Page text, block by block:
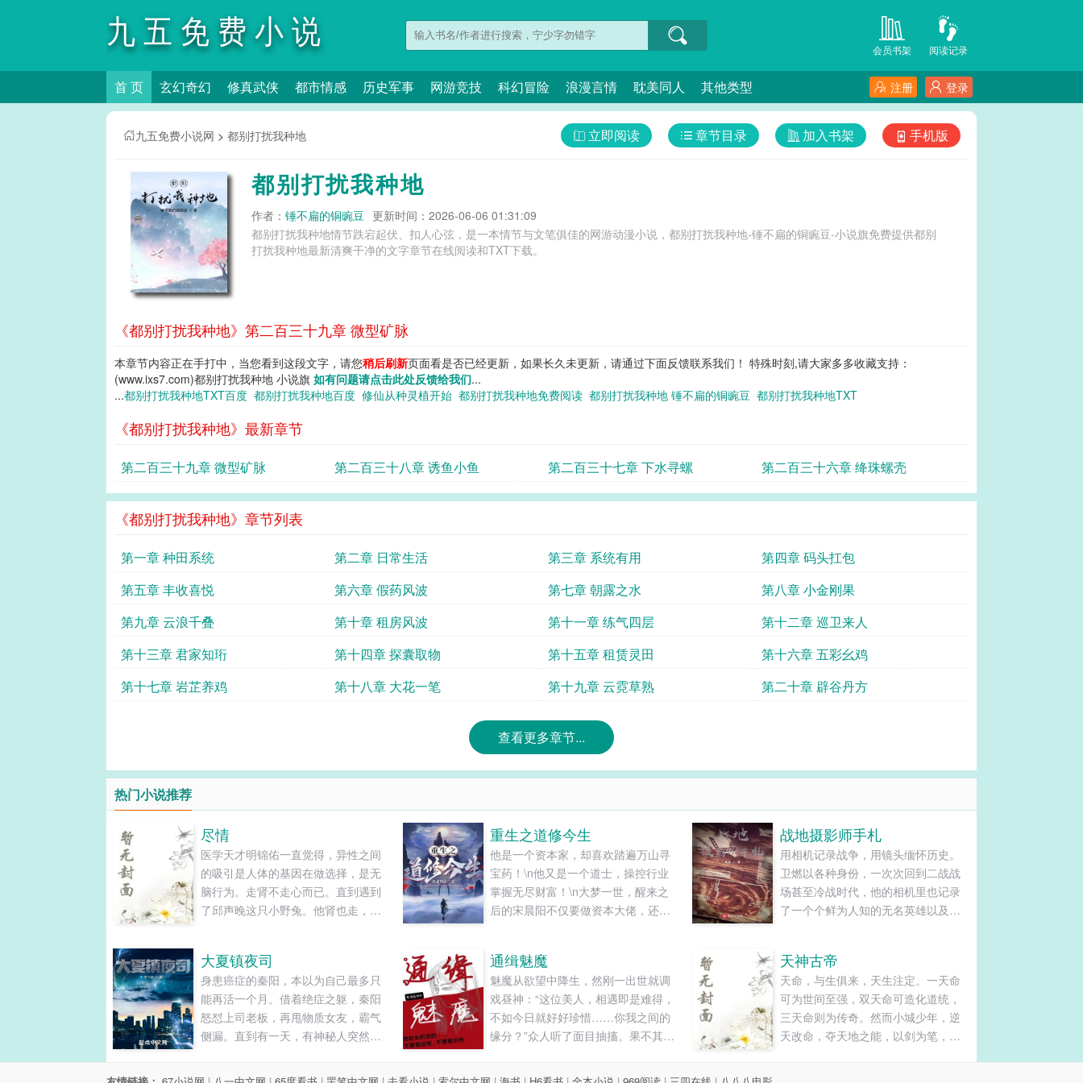
九五免费小说
网
阅读记录
会员书架
首 页 玄幻奇幻 修真武侠 都市情感 历史军事 网游竞技 科幻冒险 浪漫言情 耽美同人 其他类型 登录
注册
九五免费小说网 > 都别打扰我种地 手机版
加入书架
章节目录
立即阅读
都别打扰我种地
作者： 锤不扁的铜豌豆 更新时间：2026-06-06 01:31:09
都别打扰我种地情节跌宕起伏、扣人心弦，是一本情节与文笔俱佳的网游动漫小说，都别打扰我种地-锤不扁的铜豌豆-小说旗免费提供都别
打扰我种地最新清爽干净的文字章节在线阅读和TXT下载。
《都别打扰我种地》第二百三十九章 微型矿脉
本章节内容正在手打中，当您看到这段文字，请您稍后刷新页面看是否已经更新，如果长久未更新，请通过下面反馈联系我们！ 特殊时刻,请大家多多收藏支持：
(www.ixs7.com)都别打扰我种地 小说旗 如有问题请点击此处反馈给我们...
...都别打扰我种地TXT百度 都别打扰我种地百度 修仙从种灵植开始 都别打扰我种地免费阅读 都别打扰我种地 锤不扁的铜豌豆 都别打扰我种地TXT
《都别打扰我种地》最新章节
第二百三十九章 微型矿脉 第二百三十八章 诱鱼小鱼 第二百三十七章 下水寻螺 第二百三十六章 绛珠螺壳
《都别打扰我种地》章节列表
第一章 种田系统 第二章 日常生活 第三章 系统有用
第四章 码头扛包
第五章 丰收喜悦
第六章 假药风波 第七章 朝露之水
第八章 小金刚果
第九章 云浪千叠
第十章 租房风波 第十一章 练气四层
第十二章 巡卫来人
第十三章 君家知珩
第十四章 探囊取物 第十五章 租赁灵田
第十六章 五彩幺鸡
第十七章 岩芷养鸡
第十八章 大花一笔 第十九章 云霓草熟 第二十章 辟谷丹方
查看更多章节...
热门小说推荐
尽情
医学天才明锦佑一直觉得，异性之间
的吸引是人体的基因在做选择，是无
脑行为。走肾不走心而已。直到遇到
了邱声晚这只小野兔。他肾也走，心
重生之道修今生
他是一个资本家，却喜欢踏遍万山寻
宝药！\n他又是一个道士，操控行业
掌握无尽财富！\n大梦一世，醒来之
后的宋晨阳不仅要做资本大佬，还要
昆仑山、凶险恐怖的亚马逊森林、广
袤无垠的大沙漠到底存在什么样的秘
密？\n且看玄真观小师叔祖带你勇闯
险地，如何从一介凡人，重现古之练
气士的无上风采！\n（第一卷主要是
大家敬请期待！本书单女主～）...
战地摄影师手札
用相机记录战争，用镜头缅怀历史。
卫燃以各种身份，一次次回到二战战
场甚至冷战时代，他的相机里也记录
了一个个鲜为人知的无名英雄以及淹
的秘密被时间埋葬，又被他用快门永
远封印在了底片里。......
大夏镇夜司
身患癌症的秦阳，本以为自己最多只
能再活一个月。借着绝症之躯，秦阳
怒怼上司老板，再甩物质女友，霸气
侧漏。直到有一天，有神秘人突然找
绝症，而是可以让普通人变得强大的
通缉魅魔
魅魔从欲望中降生，然刚一出世就调
戏昼神：“这位美人，相遇即是难得，
不如今日就好好珍惜……你我之间的
缘分？”众人听了面目抽搐。果不其
在元洲的无始河里捡垃圾。某日，一
天神古帝
天命，与生俱来，天生注定。一天命
可为世间至强，双天命可造化道统，
三天命则为传奇。然而小城少年，逆
天改命，夺天地之能，以剑为笔，以